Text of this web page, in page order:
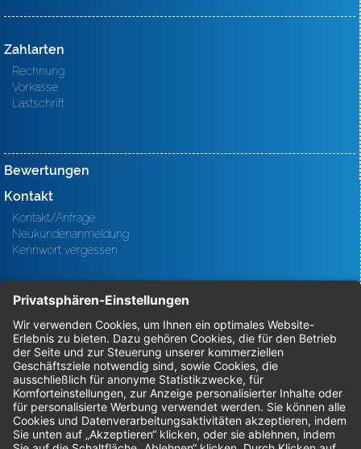
Zahlarten
Rechnung
Vorkasse
Lastschrift
Bewertungen
Kontakt
Kontakt/Anfrage
Neukundenanmeldung
Kennwort vergessen
Bestellungen
Sendung verfolgen